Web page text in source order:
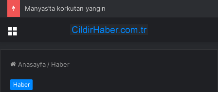
Manyas’ta korkutan yangın
Menü
Anasayfa / Haber
Haber